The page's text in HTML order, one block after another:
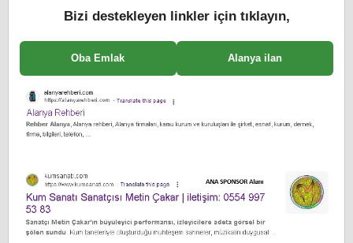
Bizi destekleyen linkler için tıklayın,
Oba Emlak Alanya ilan